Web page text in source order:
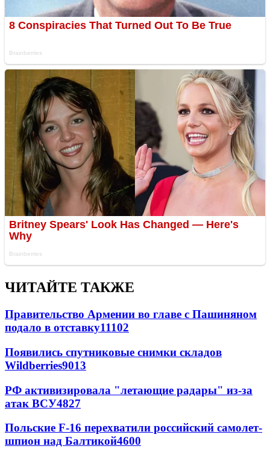
ЧИТАЙТЕ ТАКЖЕ
Правительство Армении во главе с Пашиняном
подало в отставку11102
Появились спутниковые снимки складов
Wildberries9013
РФ активизировала "летающие радары" из-за
атак ВСУ4827
Польские F-16 перехватили российский самолет-
шпион над Балтикой4600